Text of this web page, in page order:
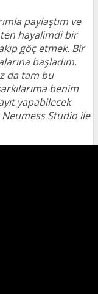
paylaştım ve
hayalimdi bir
göç etmek. Bir
başladım.
da tam bu
benim
yapabilecek
Studio ile